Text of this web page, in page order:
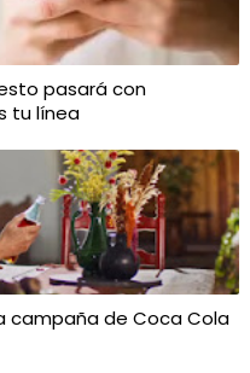
pasará con
tu línea
campaña de Coca Cola